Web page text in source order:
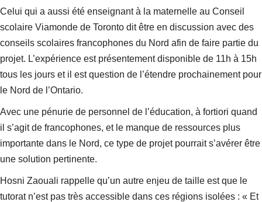
Celui qui a aussi été enseignant à la maternelle au Conseil
scolaire Viamonde de Toronto dit être en discussion avec des
conseils scolaires francophones du Nord afin de faire partie du
projet. L’expérience est présentement disponible de 11h à 15h
tous les jours et il est question de l’étendre prochainement pour
le Nord de l’Ontario.
Avec une pénurie de personnel de l’éducation, à fortiori quand
il s’agit de francophones, et le manque de ressources plus
importante dans le Nord, ce type de projet pourrait s’avérer être
une solution pertinente.
Hosni Zaouali rappelle qu’un autre enjeu de taille est que le
tutorat n’est pas très accessible dans ces régions isolées : « Et